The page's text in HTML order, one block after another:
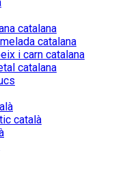
catalana
catalana
i carn catalana
catalana
català